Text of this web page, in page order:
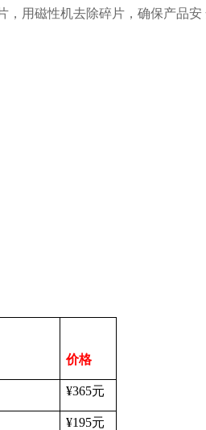
，用磁性机去除碎片，确保产品安
价格
¥365元
¥195元